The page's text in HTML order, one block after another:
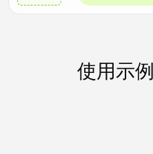
使用示